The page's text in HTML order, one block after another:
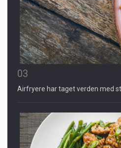
03
Airfryere har taget verden med